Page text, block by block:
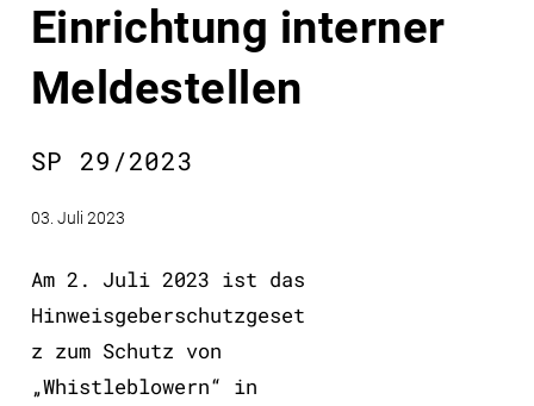
Einrichtung interner
Meldestellen
SP 29/2023
03. Juli 2023
Am 2. Juli 2023 ist das
Hinweisgeberschutzgeset
z zum Schutz von
„Whistleblowern“ in